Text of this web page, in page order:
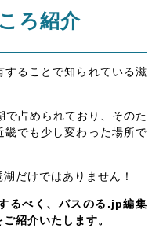
ろ紹介
することで知られている滋
占められており、そのた
でも少し変わった場所で
だけではありません！
るべく、バスのる.jp編集
紹介いたします。